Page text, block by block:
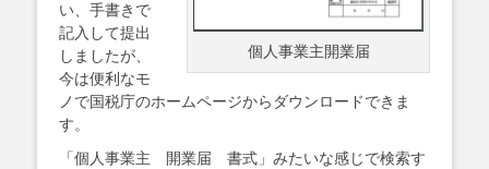
個人事業主開業届
い、手書きで
記入して提出
しましたが、
今は便利なモ
ノで国税庁のホームページからダウンロードできま
す。
「個人事業主 開業届 書式」みたいな感じで検索す